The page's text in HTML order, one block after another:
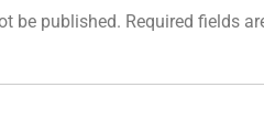
be published. Required fields